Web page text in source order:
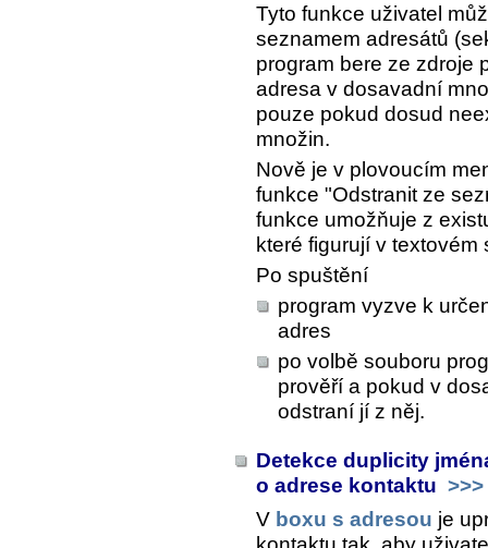
Tyto funkce uživatel
seznamem adresátů
program bere ze zdroje
adresa v dosavadní
pouze pokud dosud
množin.
Nově je v plovoucím
funkce "Odstranit ze
funkce umožňuje z
které figurují v textovém
Po spuštění
program vyzve k
adres
po volbě souboru
prověří a pokud v
odstraní jí z něj.
Detekce duplicity
o adrese kontaktu >>>
V boxu s adresou je